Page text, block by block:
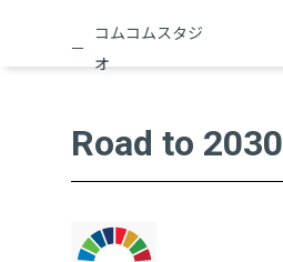
コムコムスタジ
オ
Road to 2030